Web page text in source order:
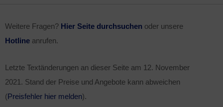
Weitere Fragen? Hier Seite durchsuchen oder unsere
Hotline anrufen.
Letzte Textänderungen an dieser Seite am 12. November
2021 . Stand der Preise und Angebote kann abweichen
(Preisfehler hier melden).